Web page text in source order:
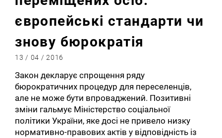
європейські стандарти чи
знову бюрократія
13 / 04 / 2016
Закон декларує спрощення ряду
бюрократичних процедур для переселенців,
але не може бути впроваджений. Позитивні
зміни гальмує Міністерство соціальної
політики України, яке досі не привело низку
нормативно-правових актів у відповідність із